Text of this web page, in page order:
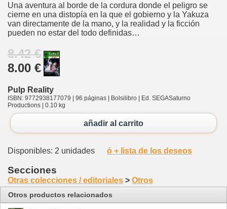
Una aventura al borde de la cordura donde el peligro se
cierne en una distopía en la que el gobierno y la Yakuza
van directamente de la mano, y la realidad y la ficción
pueden no estar del todo definidas…
8.42 €
8.00 €
Pulp Reality
ISBN: 9772938177079 | 96 páginas | Bolsilibro | Ed. SEGASaturno
Productions | 0.10 kg
añadir al carrito
Disponibles: 2 unidades ó + lista de los deseos
Secciones
Otras colecciones / editoriales > Otros
Otros productos relacionados